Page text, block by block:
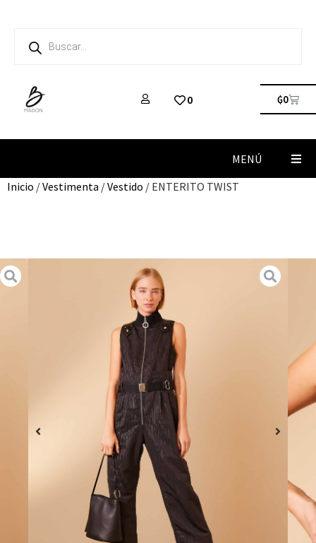
0 ₲0
MENÚ
Inicio /Vestimenta /Vestido / ENTERITO TWIST